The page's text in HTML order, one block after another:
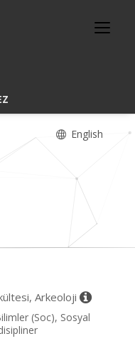
English
Arkeoloji
(Soc), Sosyal